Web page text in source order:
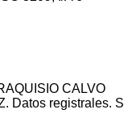
CALVO
Datos registrales. S